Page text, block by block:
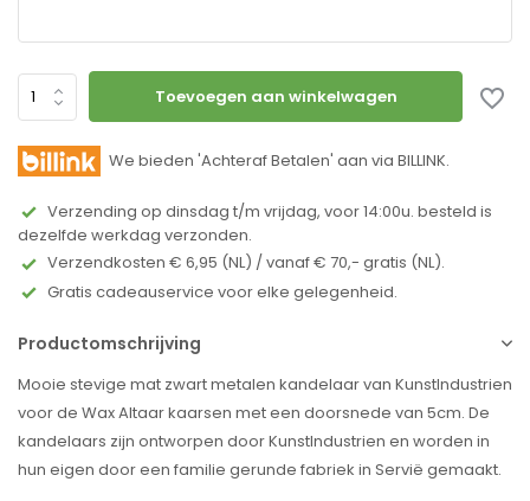
Toevoegen aan winkelwagen
We bieden 'Achteraf Betalen' aan via BILLINK.
Verzending op dinsdag t/m vrijdag, voor 14:00u. besteld is
dezelfde werkdag verzonden.
Verzendkosten € 6,95 (NL) / vanaf € 70,- gratis (NL).
Gratis cadeauservice voor elke gelegenheid.
Productomschrijving
Mooie stevige mat zwart metalen kandelaar van KunstIndustrien
voor de Wax Altaar kaarsen met een doorsnede van 5cm. De
kandelaars zijn ontworpen door KunstIndustrien en worden in
hun eigen door een familie gerunde fabriek in Servië gemaakt.